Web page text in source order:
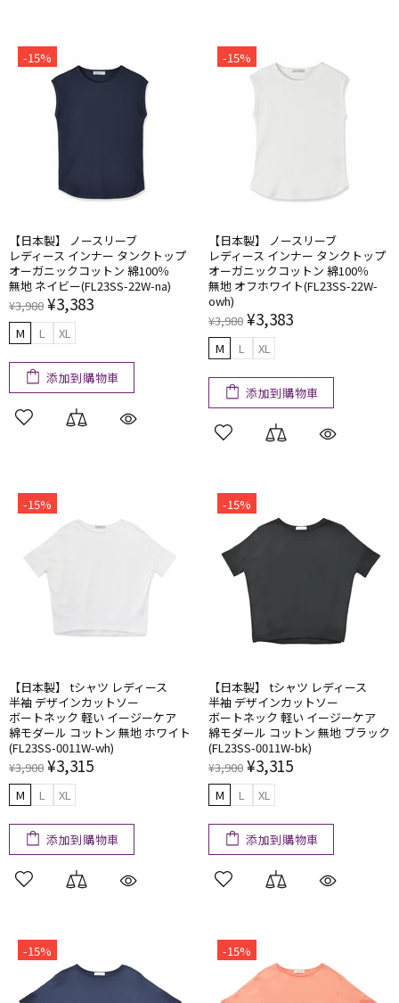
-15%
【日本製】 ノースリーブ
レディース インナー タンクトップ
オーガニックコットン 綿100％
無地 ネイビー(FL23SS-22W-na)
¥3,980 ¥3,383
M L XL
添加到購物車
-15%
【日本製】 ノースリーブ
レディース インナー タンクトップ
オーガニックコットン 綿100％
無地 オフホワイト(FL23SS-22W-
owh)
¥3,980 ¥3,383
M L XL
添加到購物車
-15%
【日本製】 tシャツ レディース
半袖 ​デザインカットソー
ボートネック 軽い​ イージーケア
綿モダール コットン 無地 ホワイト
(FL23SS-0011W-wh)
¥3,900 ¥3,315
M L XL
添加到購物車
-15%
【日本製】 tシャツ レディース
半袖 ​デザインカットソー
ボートネック 軽い​ イージーケア
綿モダール コットン 無地 ブラック
(FL23SS-0011W-bk)
¥3,900 ¥3,315
M L XL
添加到購物車
-15% -15%